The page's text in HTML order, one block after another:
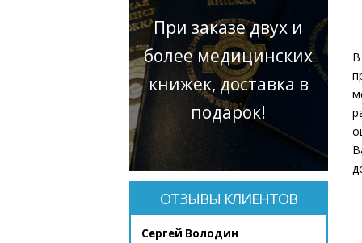
При заказе двух и
более медицинских
книжек, доставка в
подарок!
ОТЗЫВЫ КЛИЕНТОВ
Сергей Володин